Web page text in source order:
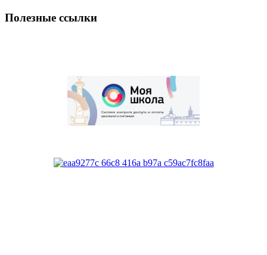
Полезные ссылки